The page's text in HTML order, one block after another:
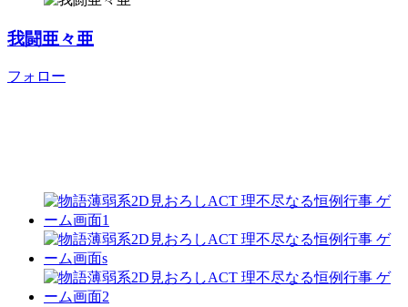
我闘亜々亜
フォロー